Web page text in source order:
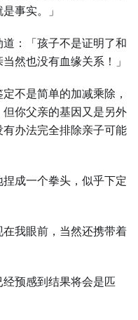
事实。」
道：「孩子不是证明了和
然也没有血缘关系！」
不是简单的加减乘除，
你父亲的基因又是另外
办法完全排除亲子可能
捏成⼀个拳头，似乎下定
我眼前，当然还携带着
预感到结果将会是匹